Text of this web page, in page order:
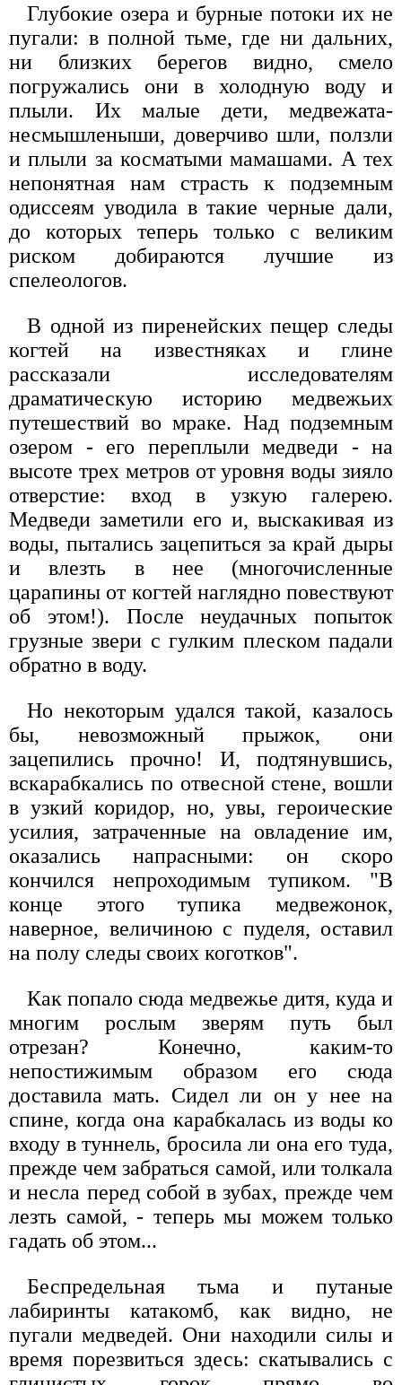
Глубокие озера и бурные потоки их не
пугали: в полной тьме, где ни дальних,
ни близких берегов видно, смело
погружались они в холодную воду и
плыли. Их малые дети, медвежата-
несмышленыши, доверчиво шли, ползли
и плыли за косматыми мамашами. А тех
непонятная нам страсть к подземным
одиссеям уводила в такие черные дали,
до которых теперь только с великим
риском добираются лучшие из
спелеологов.
В одной из пиренейских пещер следы
когтей на известняках и глине
рассказали исследователям
драматическую историю медвежьих
путешествий во мраке. Над подземным
озером - его переплыли медведи - на
высоте трех метров от уровня воды зияло
отверстие: вход в узкую галерею.
Медведи заметили его и, выскакивая из
воды, пытались зацепиться за край дыры
и влезть в нее (многочисленные
царапины от когтей наглядно повествуют
об этом!). После неудачных попыток
грузные звери с гулким плеском падали
обратно в воду.
Но некоторым удался такой, казалось
бы, невозможный прыжок, они
зацепились прочно! И, подтянувшись,
вскарабкались по отвесной стене, вошли
в узкий коридор, но, увы, героические
усилия, затраченные на овладение им,
оказались напрасными: он скоро
кончился непроходимым тупиком. "В
конце этого тупика медвежонок,
наверное, величиною с пуделя, оставил
на полу следы своих коготков".
Как попало сюда медвежье дитя, куда и
многим рослым зверям путь был
отрезан? Конечно, каким-то
непостижимым образом его сюда
доставила мать. Сидел ли он у нее на
спине, когда она карабкалась из воды ко
входу в туннель, бросила ли она его туда,
прежде чем забраться самой, или толкала
и несла перед собой в зубах, прежде чем
лезть самой, - теперь мы можем только
гадать об этом...
Беспредельная тьма и путаные
лабиринты катакомб, как видно, не
пугали медведей. Они находили силы и
время порезвиться здесь: скатывались с